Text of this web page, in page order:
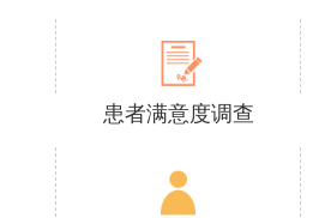
患者满意度调查